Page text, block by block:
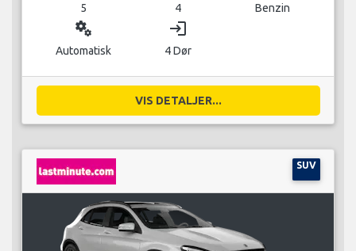
5 4 Benzin
miscellaneous_services
Automatisk
login
4 Dør
VIS DETALJER...
SUV